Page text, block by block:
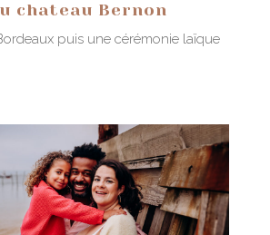
chateau Bernon
puis une cérémonie laïque